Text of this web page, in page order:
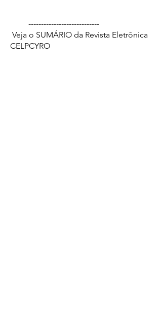
----------------------------
Veja o SUMÁRIO da Revista Eletrônica
CELPCYRO